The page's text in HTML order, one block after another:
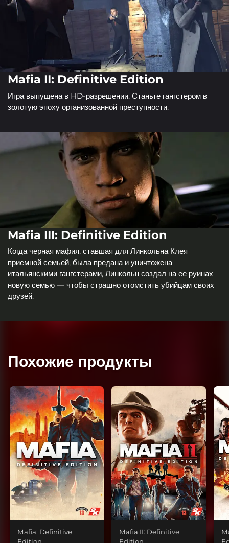
Mafia II: Definitive Edition
Игра выпущена в HD-разрешении. Станьте гангстером в
золотую эпоху организованной преступности.
Mafia III: Definitive Edition
Когда черная мафия, ставшая для Линкольна Клея
приемной семьей, была предана и уничтожена
итальянскими гангстерами, Линкольн создал на ее руинах
новую семью — чтобы страшно отомстить убийцам своих
друзей.
Похожие продукты
Mafia: Definitive
Mafia II: Definitive